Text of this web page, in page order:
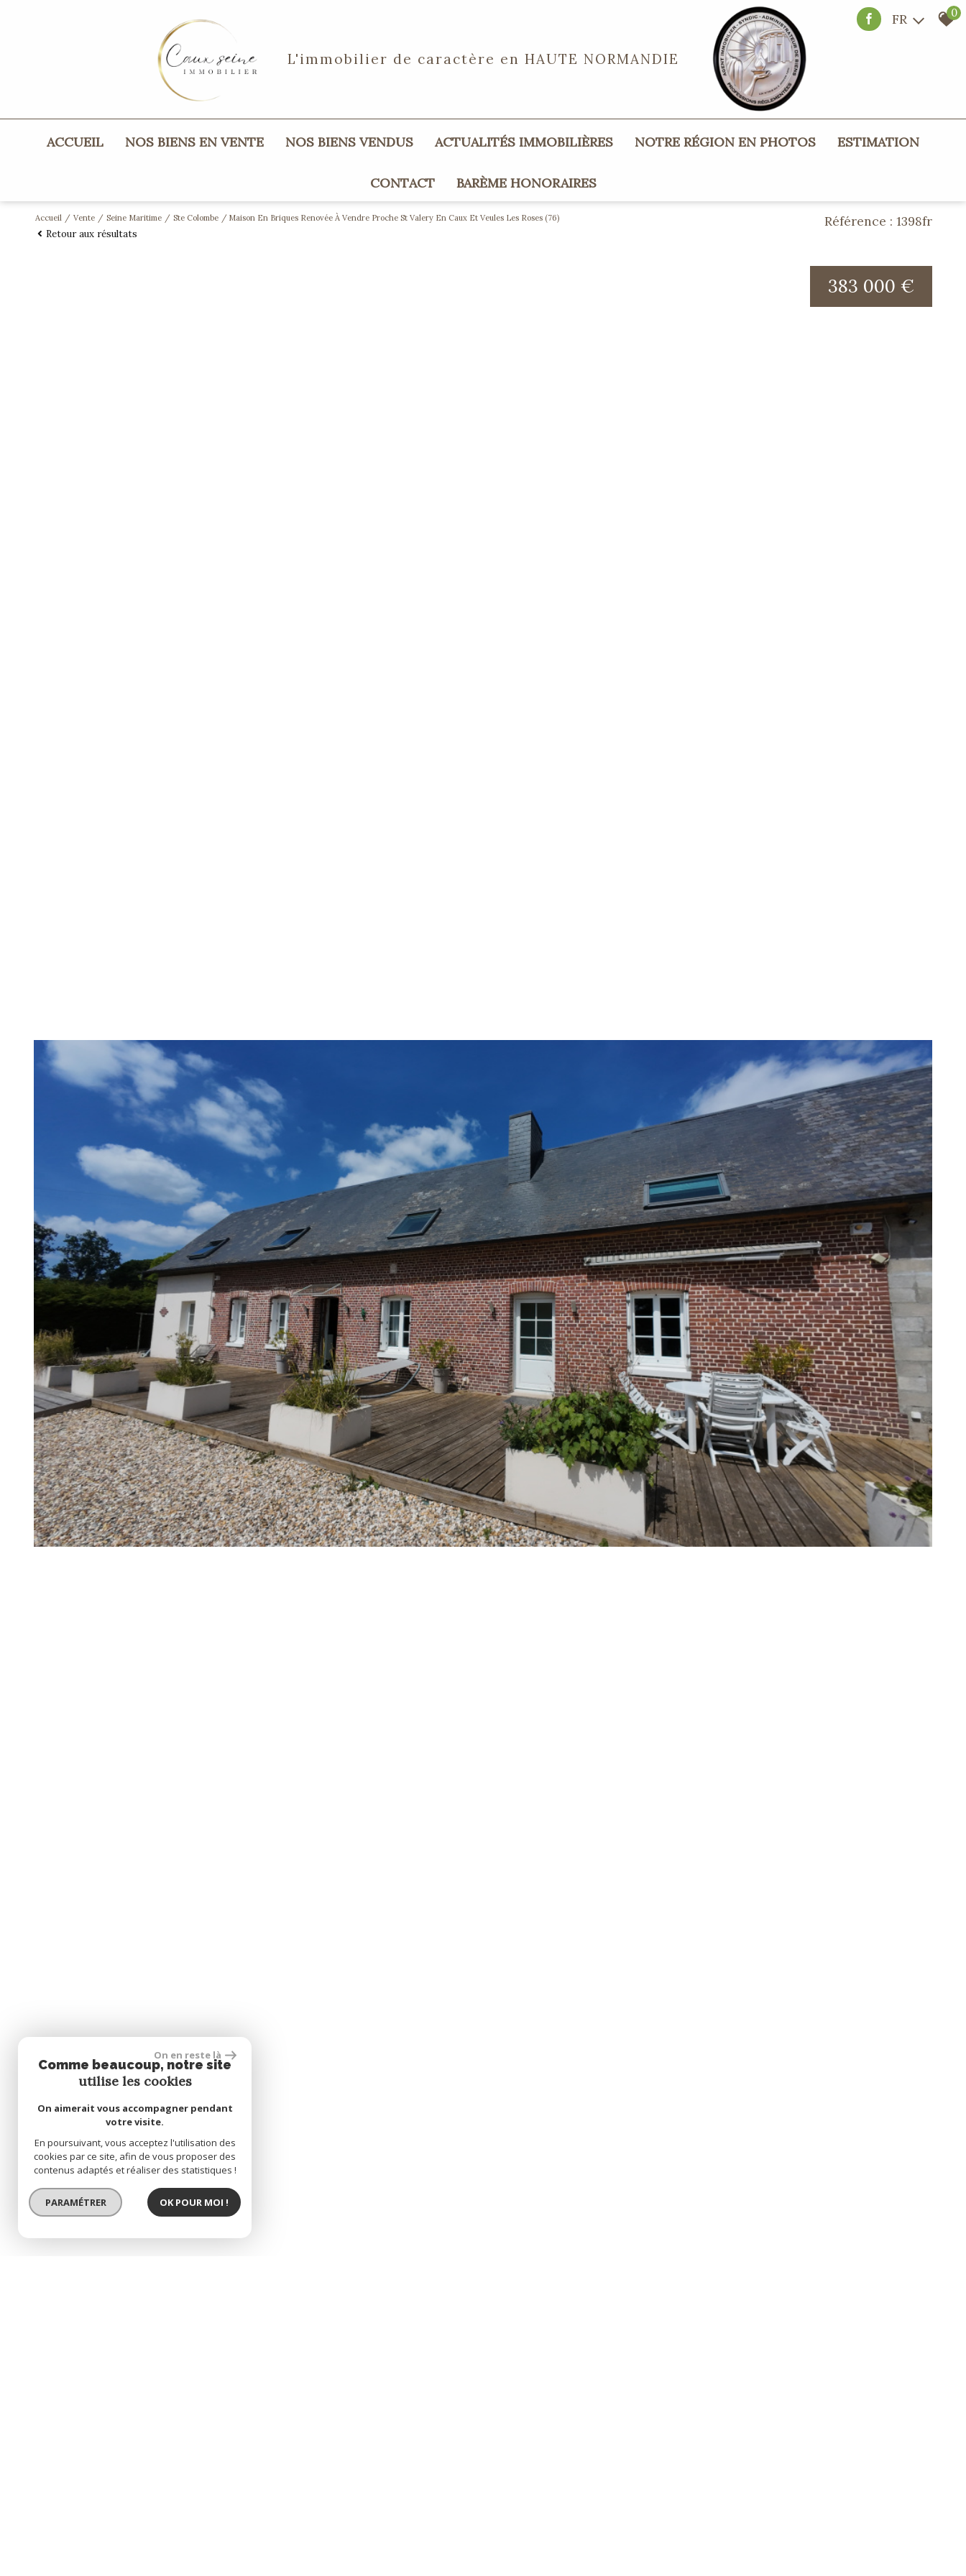
FR 0
L'immobilier de caractère en HAUTE NORMANDIE
ACCUEIL NOS BIENS EN VENTE NOS BIENS VENDUS ACTUALITÉS IMMOBILIÈRES NOTRE RÉGION EN PHOTOS ESTIMATION
CONTACT BARÈME HONORAIRES
Accueil Vente Seine Maritime Ste Colombe Maison En Briques Renovée À Vendre Proche St Valery En Caux Et Veules Les Roses (76)
Retour aux résultats
Référence : 1398fr
383 000 €
On en reste là
Comme beaucoup, notre site
utilise les cookies
On aimerait vous accompagner pendant
votre visite.
En poursuivant, vous acceptez l'utilisation des
cookies par ce site, afin de vous proposer des
contenus adaptés et réaliser des statistiques !
PARAMÉTRER OK POUR MOI !